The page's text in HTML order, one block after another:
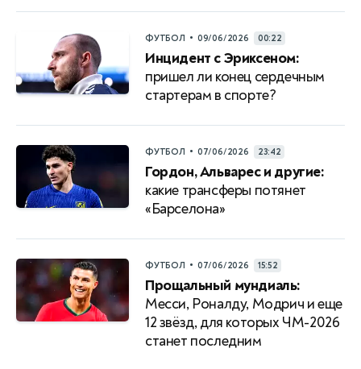
ФУТБОЛ • 09/06/2026 00:22
Инцидент с Эриксеном:
пришел ли конец сердечным
стартерам в спорте?
ФУТБОЛ • 07/06/2026 23:42
Гордон, Альварес и другие:
какие трансферы потянет
«Барселона»
ФУТБОЛ • 07/06/2026 15:52
Прощальный мундиаль:
Месси, Роналду, Модрич и еще
12 звёзд, для которых ЧМ-2026
станет последним